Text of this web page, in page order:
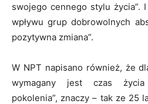
swojego cennego stylu życia”.
wpływu grup dobrowolnych
pozytywna zmiana”.
W NPT napisano również, że
wymagany jest czas życia
pokolenia”, znaczy – tak ze 25